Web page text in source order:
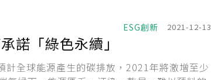
ESG創新 2021-12-13
諾「綠色永續」
計全球能源產生的碳排放，2021年將激增至少